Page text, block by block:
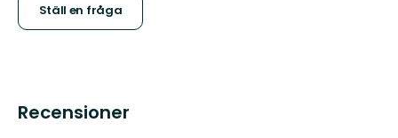
Ställ en fråga
Recensioner